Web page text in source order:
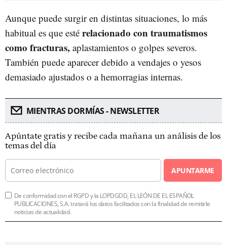
Aunque puede surgir en distintas situaciones, lo más
habitual es que esté relacionado con traumatismos
como fracturas, aplastamientos o golpes severos.
También puede aparecer debido a vendajes o yesos
demasiado ajustados o a hemorragias internas.
MIENTRAS DORMÍAS - NEWSLETTER
Apúntate gratis y recibe cada mañana un análisis de los
temas del día
APUNTARME
De conformidad con el RGPD y la LOPDGDD, EL LEÓN DE EL ESPAÑOL
PUBLICACIONES, S.A. tratará los datos facilitados con la finalidad de remitirle
noticias de actualidad.